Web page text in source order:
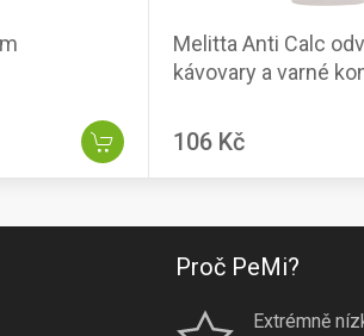
Melitta Anti Calc
kávovary a varné
106 Kč
Proč PeMi?
Extrémně